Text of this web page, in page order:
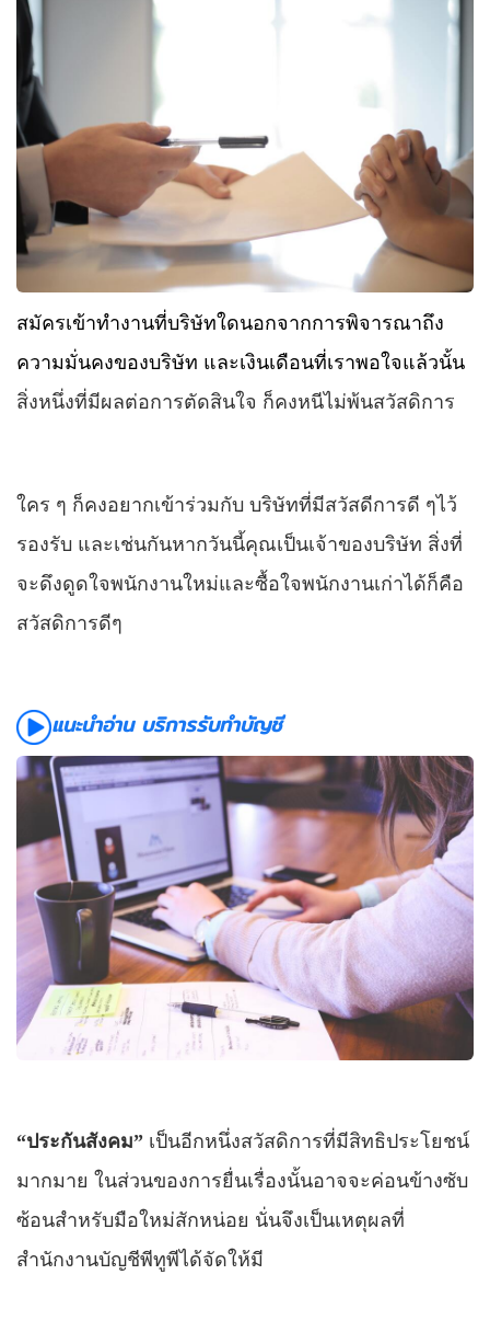
สมัครเข้าทำงานที่บริษัทใดนอกจากการพิจารณาถึง
ความมั่นคงของบริษัท และเงินเดือนที่เราพอใจแล้วนั้น
สิ่งหนึ่งที่มีผลต่อการตัดสินใจ ก็คงหนีไม่พ้นสวัสดิการ
ใคร ๆ ก็คงอยากเข้าร่วมกับ บริษัทที่มีสวัสดีการดี ๆไว้
รองรับ และเช่นกันหากวันนี้คุณเป็นเจ้าของบริษัท สิ่งที่
จะดึงดูดใจพนักงานใหม่และซื้อใจพนักงานเก่าได้ก็คือ
สวัสดิการดีๆ
แนะนำอ่าน บริการรับทำบัญชี
“ประกันสังคม” เป็นอีกหนึ่งสวัสดิการที่มีสิทธิประโยชน์
มากมาย ในส่วนของการยื่นเรื่องนั้นอาจจะค่อนข้างซับ
ซ้อนสำหรับมือใหม่สักหน่อย นั่นจึงเป็นเหตุผลที่
สำนักงานบัญชีพีทูพีได้จัดให้มี